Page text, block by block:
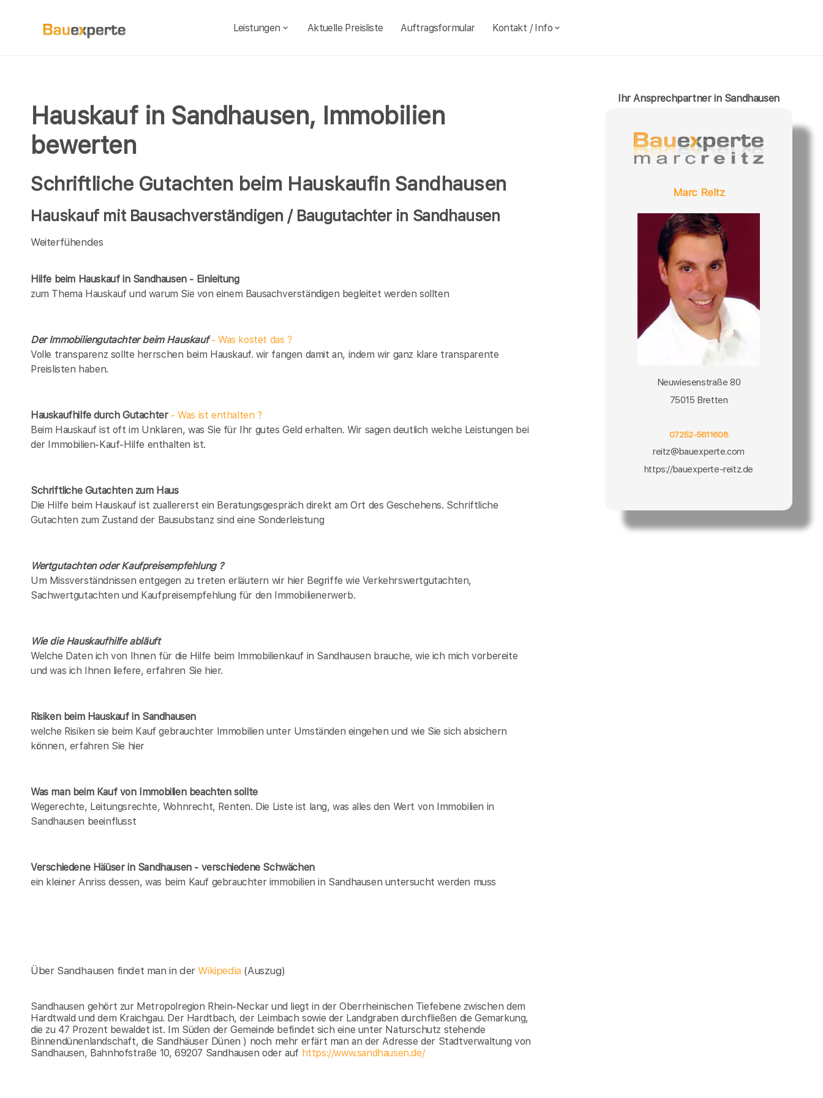
Leistungen Aktuelle Preisliste Auftragsformular Kontakt / Info
Hauskauf in Sandhausen, Immobilien
bewerten
Schriftliche Gutachten beim Hauskaufin Sandhausen
Hauskauf mit Bausachverständigen / Baugutachter in Sandhausen
Weiterfühendes
Hilfe beim Hauskauf in Sandhausen - Einleitung
zum Thema Hauskauf und warum Sie von einem Bausachverständigen begleitet werden sollten
Der Immobiliengutachter beim Hauskauf- Was kostet das ?
Volle transparenz sollte herrschen beim Hauskauf. wir fangen damit an, indem wir ganz klare transparente
Preislisten haben.
Hauskaufhilfe durch Gutachter- Was ist enthalten ?
Beim Hauskauf ist oft im Unklaren, was Sie für Ihr gutes Geld erhalten. Wir sagen deutlich welche Leistungen bei
der Immobilien-Kauf-Hilfe enthalten ist.
Schriftliche Gutachten zum Haus
Die Hilfe beim Hauskauf ist zuallererst ein Beratungsgespräch direkt am Ort des Geschehens. Schriftliche
Gutachten zum Zustand der Bausubstanz sind eine Sonderleistung
Wertgutachten oder Kaufpreisempfehlung ?
Um Missverständnissen entgegen zu treten erläutern wir hier Begriffe wie Verkehrswertgutachten,
Sachwertgutachten und Kaufpreisempfehlung für den Immobilienerwerb.
Wie die Hauskaufhilfe abläuft
Welche Daten ich von Ihnen für die Hilfe beim Immobilienkauf in Sandhausen brauche, wie ich mich vorbereite
und was ich Ihnen liefere, erfahren Sie hier.
Risiken beim Hauskaufin Sandhausen
welche Risiken sie beim Kauf gebrauchter Immobilien unter Umständen eingehen und wie Sie sich absichern
können, erfahren Sie hier
Was man beim Kauf von Immobilien beachten sollte
Wegerechte, Leitungsrechte, Wohnrecht, Renten. Die Liste ist lang, was alles den Wert von Immobilien in
Sandhausen beeinflusst
Verschiedene Häüser in Sandhausen - verschiedene Schwächen
ein kleiner Anriss dessen, was beim Kauf gebrauchter immobilien in Sandhausen untersucht werden muss
Über Sandhausen findet man in derWikipedia (Auszug)
Sandhausen gehört zur Metropolregion Rhein-Neckar und liegt in der Oberrheinischen Tiefebene zwischen dem
Hardtwald und dem Kraichgau. Der Hardtbach, der Leimbach sowie der Landgraben durchfließen die Gemarkung,
die zu 47 Prozent bewaldet ist. Im Süden der Gemeinde befindet sich eine unter Naturschutz stehende
Binnendünenlandschaft, die Sandhäuser Dünen ) noch mehr erfärt man an der Adresse der Stadtverwaltung von
Sandhausen, Bahnhofstraße 10, 69207 Sandhausen oder auf https://www.sandhausen.de/
Ihr Ansprechpartner in Sandhausen
Marc Reitz
Neuwiesenstraße 80
75015 Bretten
07252-5611608
reitz@bauexperte.com
https://bauexperte-reitz.de